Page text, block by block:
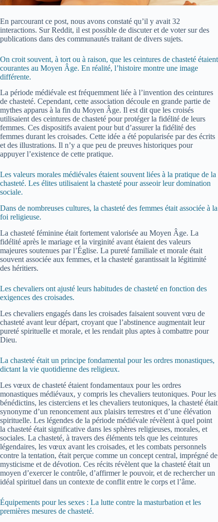
En parcourant ce post, nous avons constaté qu’il y avait 32
interactions. Sur Reddit, il est possible de discuter et de voter sur des
publications dans des communautés traitant de divers sujets.
On croit souvent, à tort ou à raison, que les ceintures de chasteté étaient
courantes au Moyen Âge. En réalité, l’histoire montre une image
différente.
La période médiévale est fréquemment liée à l’invention des ceintures
de chasteté. Cependant, cette association découle en grande partie de
mythes apparus à la fin du Moyen Âge. Il est dit que les croisés
utilisaient des ceintures de chasteté pour protéger la fidélité de leurs
femmes. Ces dispositifs avaient pour but d’assurer la fidélité des
femmes durant les croisades. Cette idée a été popularisée par des écrits
et des illustrations. Il n’y a que peu de preuves historiques pour
appuyer l’existence de cette pratique.
Les valeurs morales médiévales étaient souvent liées à la pratique de la
chasteté. Les élites utilisaient la chasteté pour asseoir leur domination
sociale.
Dans de nombreuses cultures, la chasteté des femmes était associée à la
foi religieuse.
La chasteté féminine était fortement valorisée au Moyen Âge. La
fidélité après le mariage et la virginité avant étaient des valeurs
majeures soutenues par l’Église. La pureté familiale et morale était
souvent associée aux femmes, et la chasteté garantissait la légitimité
des héritiers.
Les chevaliers ont ajusté leurs habitudes de chasteté en fonction des
exigences des croisades.
Les chevaliers engagés dans les croisades faisaient souvent vœu de
chasteté avant leur départ, croyant que l’abstinence augmentait leur
pureté spirituelle et morale, et les rendait plus aptes à combattre pour
Dieu.
La chasteté était un principe fondamental pour les ordres monastiques,
dictant la vie quotidienne des religieux.
Les vœux de chasteté étaient fondamentaux pour les ordres
monastiques médiévaux, y compris les chevaliers teutoniques. Pour les
bénédictins, les cisterciens et les chevaliers teutoniques, la chasteté était
synonyme d’un renoncement aux plaisirs terrestres et d’une élévation
spirituelle. Les légendes de la période médiévale révèlent à quel point
la chasteté était significative dans les sphères religieuses, morales, et
sociales. La chasteté, à travers des éléments tels que les ceintures
légendaires, les vœux avant les croisades, et les combats personnels
contre la tentation, était perçue comme un concept central, imprégné de
mysticisme et de dévotion. Ces récits révèlent que la chasteté était un
moyen d’exercer le contrôle, d’affirmer le pouvoir, et de rechercher un
idéal spirituel dans un contexte de conflit entre le corps et l’âme.
Équipements pour les sexes : La lutte contre la masturbation et les
premières mesures de chasteté.